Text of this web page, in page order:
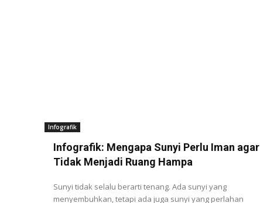
Infografik
Infografik: Mengapa Sunyi Perlu Iman agar
Tidak Menjadi Ruang Hampa
Sunyi tidak selalu berarti tenang. Ada sunyi yang
menyembuhkan, tetapi ada juga sunyi yang perlahan